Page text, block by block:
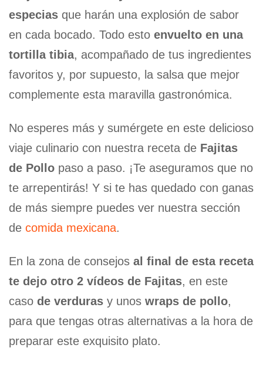
especias que harán una explosión de sabor
en cada bocado. Todo esto envuelto en una
tortilla tibia, acompañado de tus ingredientes
favoritos y, por supuesto, la salsa que mejor
complemente esta maravilla gastronómica.
No esperes más y sumérgete en este delicioso
viaje culinario con nuestra receta de Fajitas
de Pollo paso a paso. ¡Te aseguramos que no
te arrepentirás! Y si te has quedado con ganas
de más siempre puedes ver nuestra sección
de comida mexicana.
En la zona de consejos al final de esta receta
te dejo otro 2 vídeos de Fajitas, en este
caso de verduras y unos wraps de pollo,
para que tengas otras alternativas a la hora de
preparar este exquisito plato.